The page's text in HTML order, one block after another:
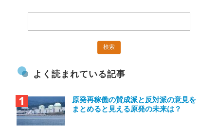
よく読まれている記事
原発再稼働の賛成派と反対派の意見を
まとめると見える原発の未来は？